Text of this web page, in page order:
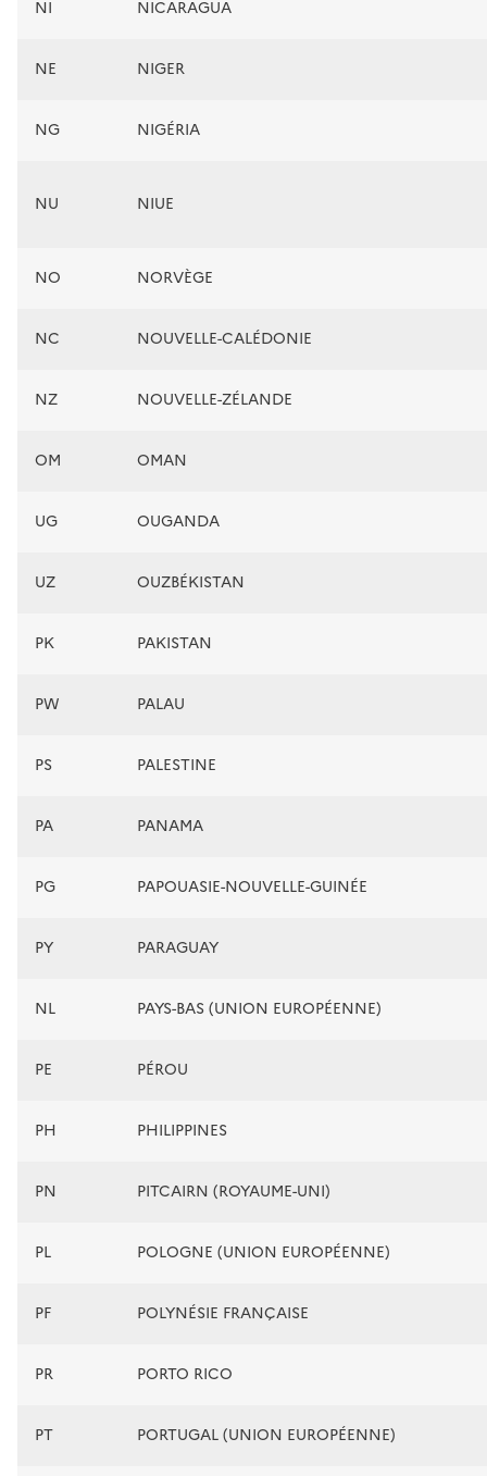
NI NICARAGUA
NE NIGER
NG NIGÉRIA
NU NIUE
NO NORVÈGE
NC NOUVELLE-CALÉDONIE
NZ NOUVELLE-ZÉLANDE
OM OMAN
UG OUGANDA
UZ OUZBÉKISTAN
PK PAKISTAN
PW PALAU
PS PALESTINE
PA PANAMA
PG PAPOUASIE-NOUVELLE-GUINÉE
PY PARAGUAY
NL PAYS-BAS (UNION EUROPÉENNE)
PE PÉROU
PH PHILIPPINES
PN PITCAIRN (ROYAUME-UNI)
PL POLOGNE (UNION EUROPÉENNE)
PF POLYNÉSIE FRANÇAISE
PR PORTO RICO
PT PORTUGAL (UNION EUROPÉENNE)